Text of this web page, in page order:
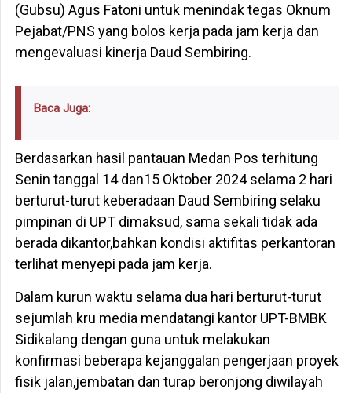
(Gubsu) Agus Fatoni untuk menindak tegas Oknum
Pejabat/PNS yang bolos kerja pada jam kerja dan
mengevaluasi kinerja Daud Sembiring.
Baca Juga:
Berdasarkan hasil pantauan Medan Pos terhitung
Senin tanggal 14 dan15 Oktober 2024 selama 2 hari
berturut-turut keberadaan Daud Sembiring selaku
pimpinan di UPT dimaksud, sama sekali tidak ada
berada dikantor,bahkan kondisi aktifitas perkantoran
terlihat menyepi pada jam kerja.
Dalam kurun waktu selama dua hari berturut-turut
sejumlah kru media mendatangi kantor UPT-BMBK
Sidikalang dengan guna untuk melakukan
konfirmasi beberapa kejanggalan pengerjaan proyek
fisik jalan,jembatan dan turap beronjong diwilayah